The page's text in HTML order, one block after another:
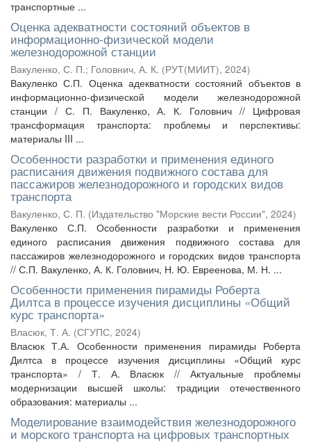
транспортные ...
Оценка адекватности состояний объектов в
информационно-физической модели
железнодорожной станции
Вакуленко, С. П.; Головнич, А. К. (РУТ(МИИТ), 2024)
Вакуленко С.П. Оценка адекватности состояний объектов в
информационно-физической модели железнодорожной
станции / С. П. Вакуленко, А. К. Головнич // Цифровая
трансформация транспорта: проблемы и перспективы:
материалы III ...
Особенности разработки и применения единого
расписания движения подвижного состава для
пассажиров железнодорожного и городских видов
транспорта
Вакуленко, С. П. (Издательство "Морские вести России", 2024)
Вакуленко С.П. Особенности разработки и применения
единого расписания движения подвижного состава для
пассажиров железнодорожного и городских видов транспорта
// С.П. Вакуленко, А. К. Головнич, Н. Ю. Евреенова, М. Н. ...
Особенности применения пирамиды Роберта
Дилтса в процессе изучения дисциплины «Общий
курс транспорта»
Власюк, Т. А. (СГУПС, 2024)
Власюк Т.А. Особенности применения пирамиды Роберта
Дилтса в процессе изучения дисциплины «Общий курс
транспорта» / Т. А. Власюк // Актуальные проблемы
модернизации высшей школы: традиции отечественного
образования: материалы ...
Моделирование взаимодействия железнодорожного
и морского транспорта на цифровых транспортных